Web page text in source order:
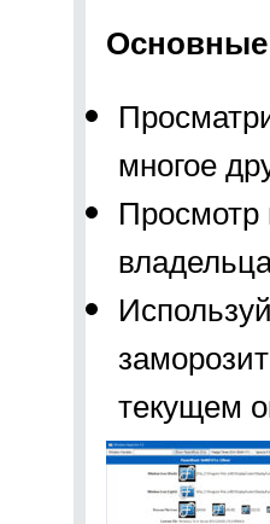
многое
Просмотр
текущем